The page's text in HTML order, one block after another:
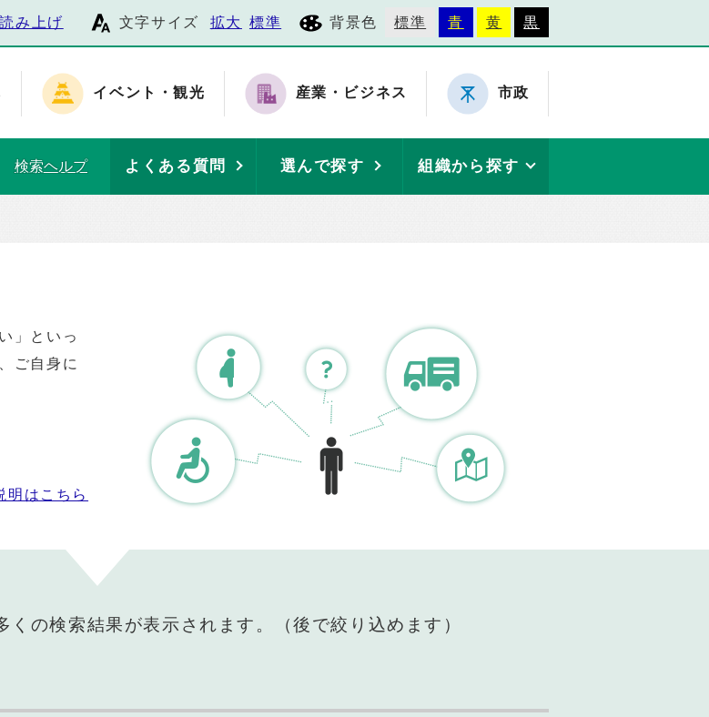
読み上げ 文字サイズ 拡大 標準 背景色 標準 青 黄 黒
イベント・観光 産業・ビジネス 市政
検索ヘルプ よくある質問 選んで探す 組織から探す
」といっ
ご自身に
明はこちら
の検索結果が表示されます。（後で絞り込めます）